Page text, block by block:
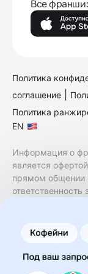
Все
Политика
соглашение
Политика
EN
Информация о
является
прямом общении
ответственность
финансовые
коммерческой
не является